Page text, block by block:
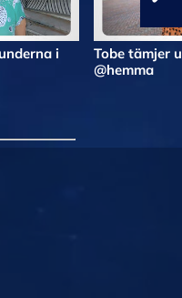
i
Tobe tämjer
@hemma